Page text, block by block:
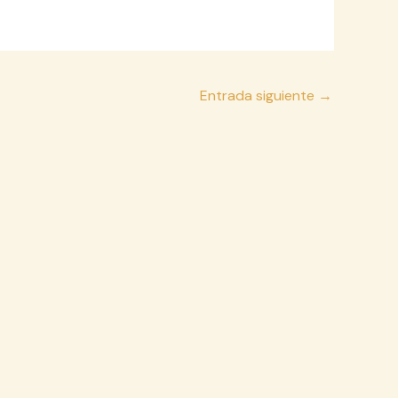
Entrada siguiente →